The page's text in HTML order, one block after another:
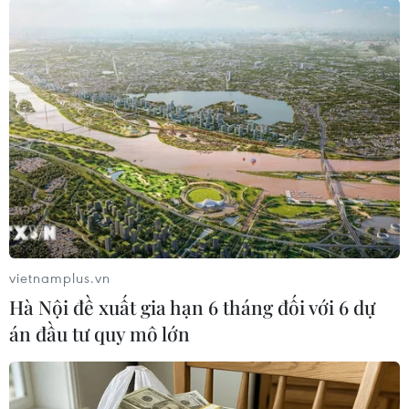
Theo dõi VietnamPlus
TIN LIÊN QUAN
vietnamplus.vn
Hà Nội đề xuất gia hạn 6 tháng đối với 6 dự
án đầu tư quy mô lớn